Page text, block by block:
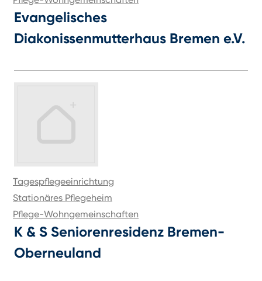
Evangelisches
Diakonissenmutterhaus Bremen e.V.
Tagespflegeeinrichtung
Stationäres Pflegeheim
Pflege-Wohngemeinschaften
K & S Seniorenresidenz Bremen-
Oberneuland